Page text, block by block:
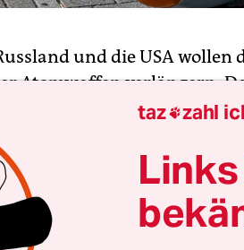
und die USA wollen
Atomwaffen verlängern.
ohne irgendwelche
Sergej Rjabkow der
hatten der russische
Joe Biden zum ersten
ist im Interesse unserer
Regierungssprecher
taz zahl